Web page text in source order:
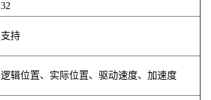
32
支持
逻辑位置、实际位置、驱动速度、加速度